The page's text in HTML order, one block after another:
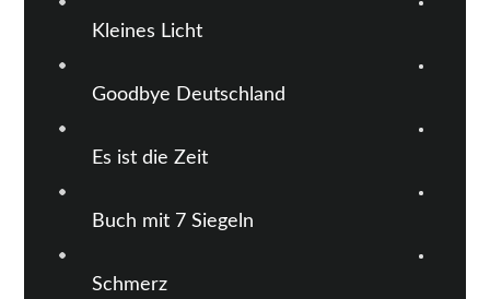
Kleines Licht
Goodbye Deutschland
Es ist die Zeit
Buch mit 7 Siegeln
Schmerz